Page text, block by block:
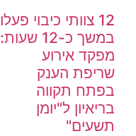
12 צוותי כיבוי פעלו
במשך כ-12 שעות:
מפקד אירוע
שריפת הענק
בפתח תקווה
בריאיון ל"יומן
תשעים"